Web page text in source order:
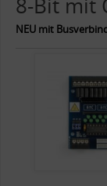
NEU mit